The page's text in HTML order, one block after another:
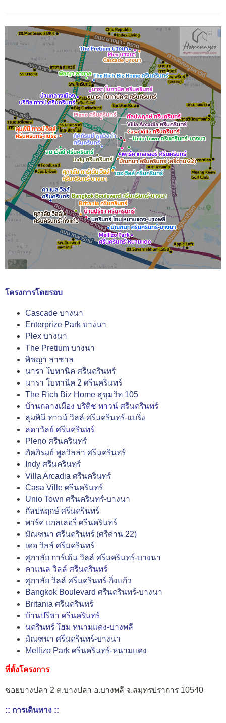
โครงการโดยรอบ
Cascade บางนา
Enterprize Park บางนา
Plex บางนา
The Pretium บางนา
พิชญา ลาซาล
นารา โบทานิค ศรีนครินทร์
นารา โบทานิค 2 ศรีนครินทร์
The Rich Biz Home สุขุมวิท 105
บ้านกลางเมือง บริติช ทาวน์ ศรีนครินทร์
ลุมพินี ทาวน์ วิลล์ ศรีนครินทร์-แบริ่ง
ลดาวัลย์ ศรีนครินทร์
Pleno ศรีนครินทร์
ภัคภิรมย์ พูลวิลล่า ศรีนครินทร์
Indy ศรีนครินทร์
Villa Arcadia ศรีนครินทร์
Casa Ville ศรีนครินทร์
Unio Town ศรีนครินทร์-บางนา
กัลปพฤกษ์ ศรีนครินทร์
พาร์ค แกลเลอรี่ ศรีนครินทร์
มัณฑนา ศรีนครินทร์ (ศรีด่าน 22)
เดอ วิลล์ ศรีนครินทร์
ศุภาลัย การ์เด้น วิลล์ ศรีนครินทร์-บางนา
คาแนล วิลล์ ศรีนครินทร์
ศุภาลัย วิลล์ ศรีนครินทร์-กิ่งแก้ว
Bangkok Boulevard ศรีนครินทร์-บางนา
Britania ศรีนครินทร์
บ้านปรีชา ศรีนครินทร์
นครินทร์ โฮม หนามแดง-บางพลี
มัณฑนา ศรีนครินทร์-บางนา
Mellizo Park ศรีนครินทร์-หนามแดง
ที่ตั้งโครงการ
ซอยบางปลา 2 ต.บางปลา อ.บางพลี จ.สมุทรปราการ 10540
:: การเดินทาง ::